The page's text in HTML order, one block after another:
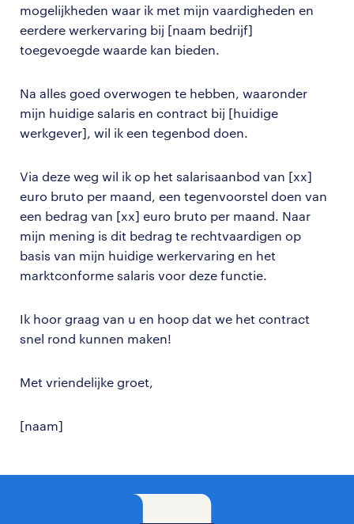
mogelijkheden waar ik met mijn vaardigheden en
eerdere werkervaring bij [naam bedrijf]
toegevoegde waarde kan bieden.
Na alles goed overwogen te hebben, waaronder
mijn huidige salaris en contract bij [huidige
werkgever], wil ik een tegenbod doen.
Via deze weg wil ik op het salarisaanbod van [xx]
euro bruto per maand, een tegenvoorstel doen van
een bedrag van [xx] euro bruto per maand. Naar
mijn mening is dit bedrag te rechtvaardigen op
basis van mijn huidige werkervaring en het
marktconforme salaris voor deze functie.
Ik hoor graag van u en hoop dat we het contract
snel rond kunnen maken!
Met vriendelijke groet,
[naam]